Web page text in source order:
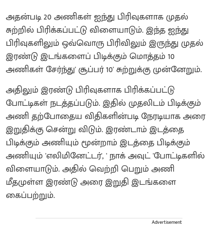
அதன்படி 20 அணிகள் ஐந்து பிரிவுகளாக முதல்
சுற்றில் பிரிக்கப்பட்டு விளையாடும். இந்த ஐந்து
பிரிவுகளிலும் ஒவ்வொரு பிரிவிலும் இருந்து முதல்
இரண்டு இடங்களைப் பிடிக்கும் மொத்தம் 10
அணிகள் சேர்ந்து' சூப்பர் 10' சுற்றுக்கு முன்னேறும்.
அதிலும் இரண்டு பிரிவுகளாக பிரிக்கப்பட்டு
போட்டிகள் நடத்தப்படும். இதில் முதலிடம் பிடிக்கும்
அணி தற்போதைய விதிகளின்படி நேரடியாக அரை
இறுதிக்கு சென்று விடும். இரண்டாம் இடத்தை
பிடிக்கும் அணியும் மூன்றாம் இடத்தை பிடிக்கும்
அணியும் 'எலிமினேட்டர்', ' நாக் அவுட் 'போட்டிகளில்
விளையாடும். அதில் வெற்றி பெறும் அணி
மீதமுள்ள இரண்டு அரை இறுதி இடங்களை
கைப்பற்றும்.
Advertisement